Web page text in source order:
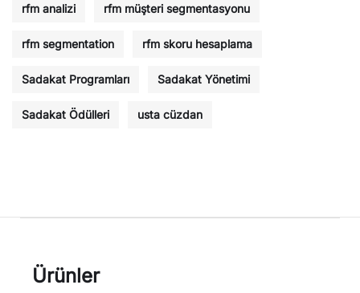
rfm analizi rfm müşteri segmentasyonu
rfm segmentation rfm skoru hesaplama
Sadakat Programları Sadakat Yönetimi
Sadakat Ödülleri usta cüzdan
Ürünler